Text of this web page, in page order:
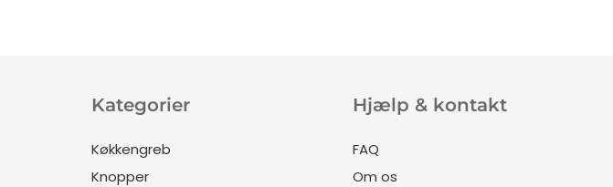
Kategorier
Køkkengreb
Knopper
Hjælp & kontakt
FAQ
Om os